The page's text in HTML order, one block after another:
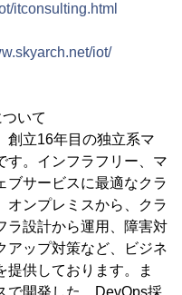
itconsulting.html
iot/
いて
創立16年目の独立系マ
す。インフラフリー、マ
ブサービスに最適なクラ
オンプレミスから、クラ
ラ設計から運用、障害対
アップ対策など、ビジネ
提供しております。ま
で開発した、DevOps採